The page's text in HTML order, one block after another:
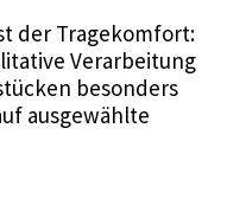
der Tragekomfort:
Verarbeitung
besonders
ausgewählte